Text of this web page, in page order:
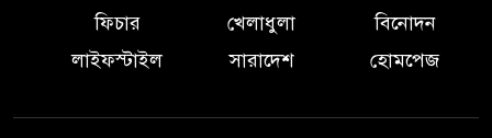
সম্ভাবনা, স্থানীয় হাট থেকে জার্মানির
বাবা-ছেলেসহ নিহত ৩
ফিচার খেলাধুলা
বিনোদন
লাইফস্টাইল
সারাদেশ হোমপেজ